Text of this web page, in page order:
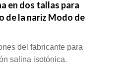
en dos tallas para
de la nariz Modo de
del fabricante para
salina isotónica.